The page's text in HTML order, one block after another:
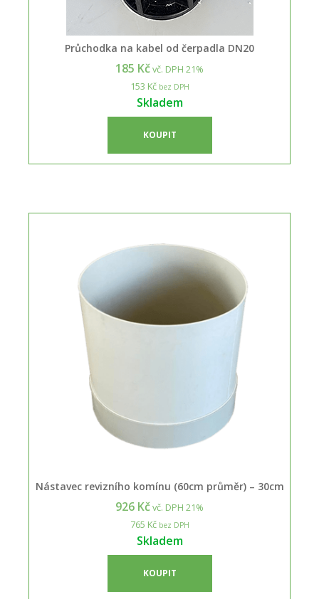
Průchodka na kabel od čerpadla DN20
185 Kčvč. DPH 21%
153 Kčbez DPH
Skladem
KOUPIT
Nástavec revizního komínu (60cm průměr) – 30cm
926 Kčvč. DPH 21%
765 Kčbez DPH
Skladem
KOUPIT